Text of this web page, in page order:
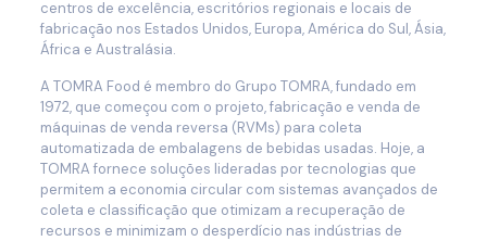
centros de excelência, escritórios regionais e locais de
fabricação nos Estados Unidos, Europa, América do Sul, Ásia,
África e Australásia.
A TOMRA Food é membro do Grupo TOMRA, fundado em
1972, que começou com o projeto, fabricação e venda de
máquinas de venda reversa (RVMs) para coleta
automatizada de embalagens de bebidas usadas. Hoje, a
TOMRA fornece soluções lideradas por tecnologias que
permitem a economia circular com sistemas avançados de
coleta e classificação que otimizam a recuperação de
recursos e minimizam o desperdício nas indústrias de